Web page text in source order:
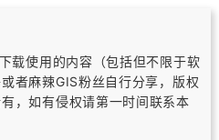
载使用的内容（包括但不限于软
者麻辣GIS粉丝自行分享，版权
，如有侵权请第一时间联系本